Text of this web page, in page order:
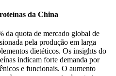
da China
da quota de mercado global de
pela produção em larga
dietéticos. Os insights do
indicam forte demanda por
e funcionais. O aumento